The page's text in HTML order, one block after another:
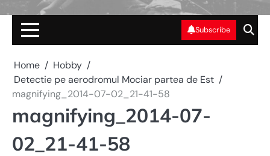
Subscribe
Home
Hobby
Detectie pe aerodromul Mociar partea de Est
magnifying_2014-07-02_21-41-58
magnifying_2014-07-
02_21-41-58